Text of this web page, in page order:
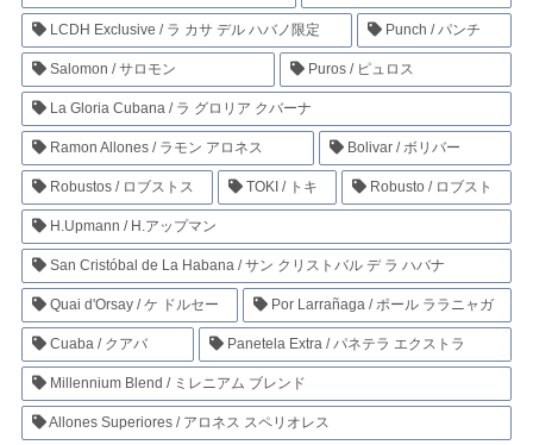
LCDH Exclusive / ラ カサ デル ハバノ限定 Punch / パンチ
Salomon / サロモン Puros / ピュロス
La Gloria Cubana / ラ グロリア クバーナ
Ramon Allones / ラモン アロネス Bolivar / ボリバー
Robustos / ロブストス TOKI / トキ Robusto / ロブスト
H.Upmann / H.アップマン
San Cristóbal de La Habana / サン クリストバル デ ラ ハバナ
Quai d'Orsay / ケ ドルセー Por Larrañaga / ポール ララニャガ
Cuaba / クアバ Panetela Extra / パネテラ エクストラ
Millennium Blend / ミレニアム ブレンド
Allones Superiores / アロネス スペリオレス